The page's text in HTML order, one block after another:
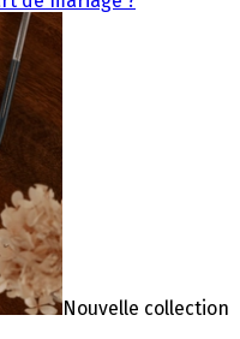
Nouvelle collection